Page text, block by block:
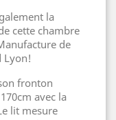
la
cette chambre
de
Lyon!
fronton
avec la
lit mesure